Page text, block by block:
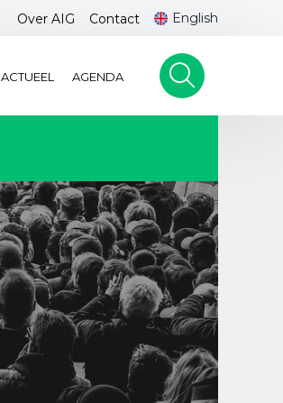
Over AIG Contact English
ACTUEEL AGENDA